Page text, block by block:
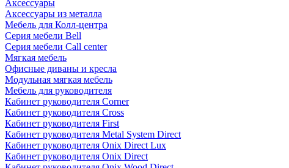
Аксессуары
Аксессуары из металла
Мебель для Колл-центра
Серия мебели Bell
Серия мебели Call center
Мягкая мебель
Офисные диваны и кресла
Модульная мягкая мебель
Мебель для руководителя
Кабинет руководителя Corner
Кабинет руководителя Cross
Кабинет руководителя First
Кабинет руководителя Metal System Direct
Кабинет руководителя Onix Direct Lux
Кабинет руководителя Onix Direct